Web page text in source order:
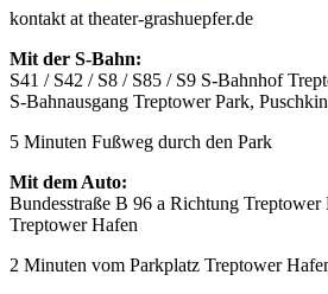
kontakt at theater-grashuepfer.de
Mit der S-Bahn:
S41 / S42 / S8 / S85 / S9 S-Bahnhof
S-Bahnausgang Treptower Park,
5 Minuten Fußweg durch den Park
Mit dem Auto:
Bundesstraße B 96 a Richtung Treptower
Treptower Hafen
2 Minuten vom Parkplatz Treptower